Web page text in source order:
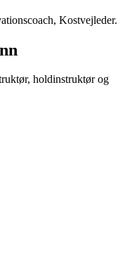
Kostvejleder.
holdinstruktør og